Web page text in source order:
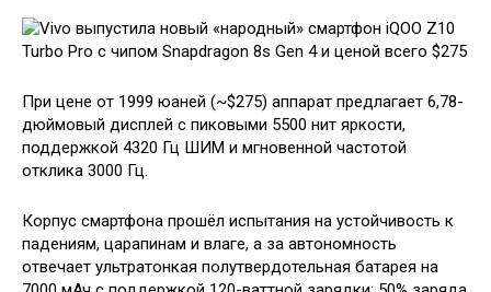
При цене от 1999 юаней (~$275) аппарат предлагает 6,78-
дюймовый дисплей с пиковыми 5500 нит яркости,
поддержкой 4320 Гц ШИМ и мгновенной частотой
отклика 3000 Гц.
Корпус смартфона прошёл испытания на устойчивость к
падениям, царапинам и влаге, а за автономность
отвечает ультратонкая полутвердотельная батарея на